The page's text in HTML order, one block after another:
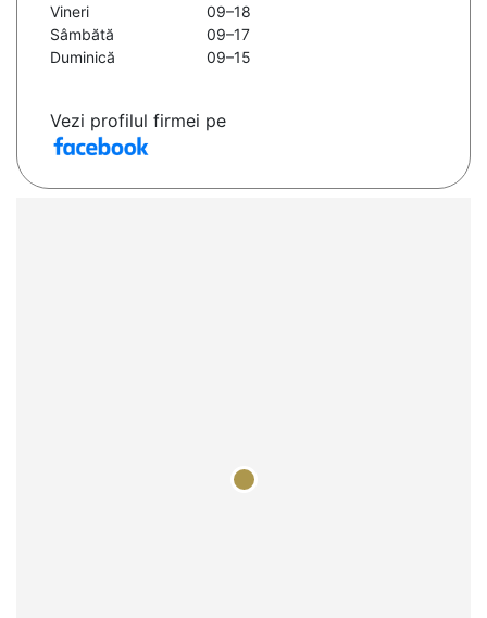
Vineri
09–18
Sâmbătă
09–17
Duminică
09–15
Vezi profilul firmei pe